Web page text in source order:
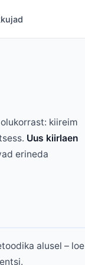
kiireim
Uus kiirlaen
erineda
alusel – loe